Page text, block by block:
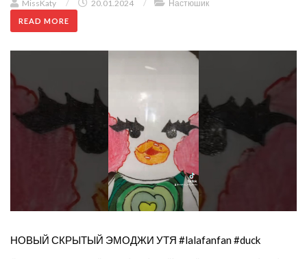
MissKaty / 20.01.2024 / Настюшик
READ MORE
НОВЫЙ СКРЫТЫЙ ЭМОДЖИ УТЯ #lalafanfan #duck